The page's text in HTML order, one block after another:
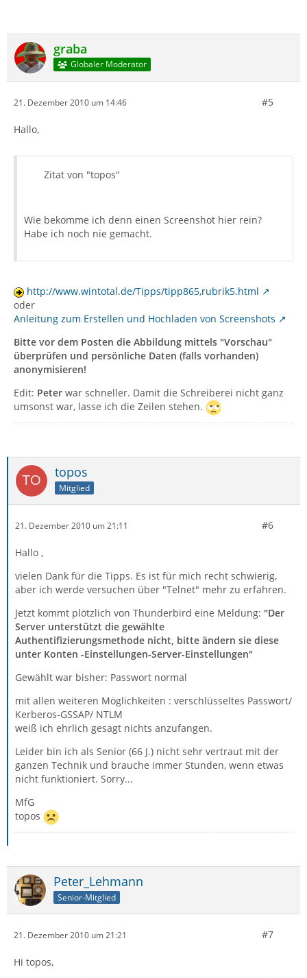
graba
Globaler Moderator
21. Dezember 2010 um 14:46 #5
Hallo,
Zitat von "topos"
Wie bekomme ich denn einen Screenshot hier rein?
Habe ich noch nie gemacht.
http://www.wintotal.de/Tipps/tipp865,rubrik5.html
oder
Anleitung zum Erstellen und Hochladen von Screenshots
Bitte vor dem Posten die Abbildung mittels "Vorschau"
überprüfen und persönliche Daten (falls vorhanden)
anonymisieren!
Edit: Peter war schneller. Damit die Schreiberei nicht ganz
umsonst war, lasse ich die Zeilen stehen.
topos
Mitglied
21. Dezember 2010 um 21:11 #6
Hallo ,
vielen Dank für die Tipps. Es ist für mich recht schwierig,
aber ich werde versuchen über "Telnet" mehr zu erfahren.
Jetzt kommt plötzlich von Thunderbird eine Meldung: "Der
Server unterstützt die gewählte
Authentifizierungsmethode nicht, bitte ändern sie diese
unter Konten -Einstellungen-Server-Einstellungen"
Gewählt war bisher: Passwort normal
mit allen weiteren Möglichkeiten : verschlüsseltes Passwort/
Kerberos-GSSAP/ NTLM
weiß ich ehrlich gesagt nichts anzufangen.
Leider bin ich als Senior (66 J.) nicht sehr vertraut mit der
ganzen Technik und brauche immer Stunden, wenn etwas
nicht funktioniert. Sorry...
MfG
topos
Peter_Lehmann
Senior-Mitglied
21. Dezember 2010 um 21:21 #7
Hi topos,